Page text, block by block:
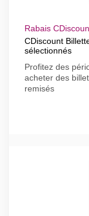
Rabais
CDiscount
sélectionnés
Profitez des
acheter des
remisés